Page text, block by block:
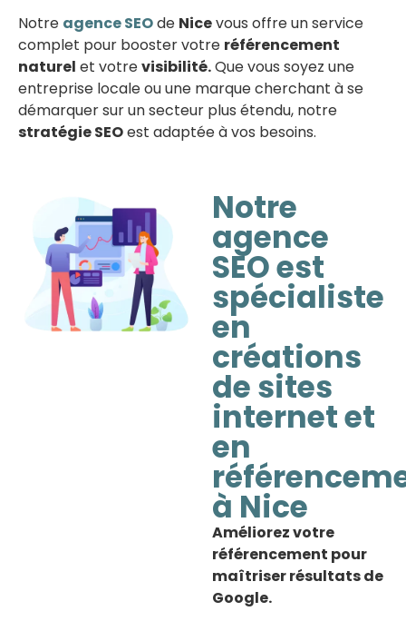
Notre agence SEOde Nicevous offre un service
complet pour booster votre référencement
naturel et votrevisibilité.Que vous soyez une
entreprise locale ou une marque cherchant à se
démarquer sur un secteur plus étendu, notre
stratégie SEOest adaptée à vos besoins.
Notre
agence
SEO est
spécialiste
en
créations
de sites
internet et
en
à Nice
Améliorez votre
référencement pour
maîtriser résultats de
Google.